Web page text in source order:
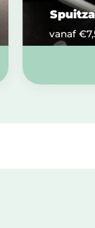
vanaf €